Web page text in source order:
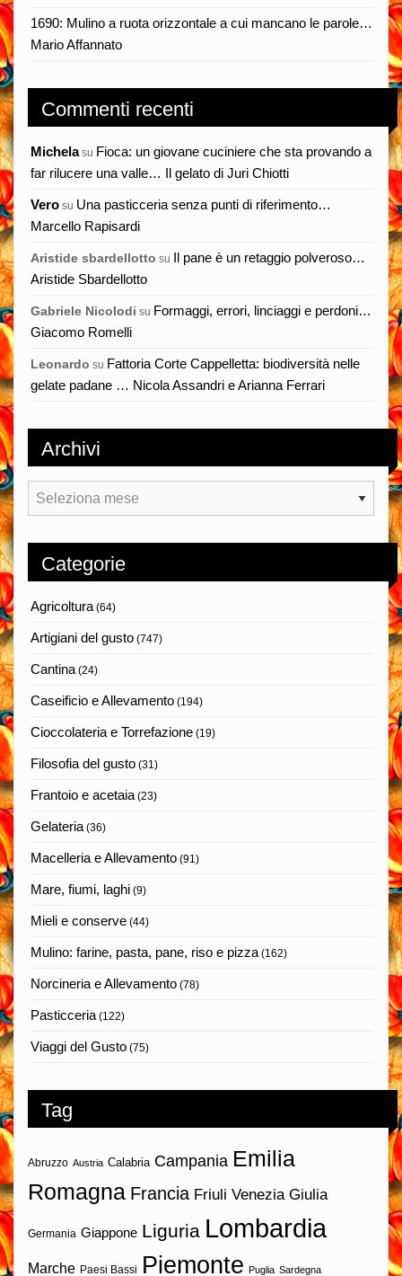
1690: Mulino a ruota orizzontale a cui mancano le parole…
Mario Affannato
Commenti recenti
Michelasu Fioca: un giovane cuciniere che sta provando a
far rilucere una valle… Il gelato di Juri Chiotti
Vero su Una pasticceria senza punti di riferimento…
Marcello Rapisardi
Aristide sbardellotto su Il pane è un retaggio polveroso…
Aristide Sbardellotto
Gabriele Nicolodi su Formaggi, errori, linciaggi e perdoni…
Giacomo Romelli
Leonardo su Fattoria Corte Cappelletta: biodiversità nelle
gelate padane … Nicola Assandri e Arianna Ferrari
Archivi
Archivi
Categorie
Agricoltura (64)
Artigiani del gusto (747)
Cantina (24)
Caseificio e Allevamento (194)
Cioccolateria e Torrefazione (19)
Filosofia del gusto (31)
Frantoio e acetaia (23)
Gelateria (36)
Macelleria e Allevamento (91)
Mare, fiumi, laghi (9)
Mieli e conserve (44)
Mulino: farine, pasta, pane, riso e pizza (162)
Norcineria e Allevamento (78)
Pasticceria (122)
Viaggi del Gusto (75)
Tag
Abruzzo Austria Calabria Campania Emilia
Romagna Francia Friuli Venezia Giulia
Germania Giappone Liguria Lombardia
Marche Paesi Bassi Piemonte Puglia Sardegna